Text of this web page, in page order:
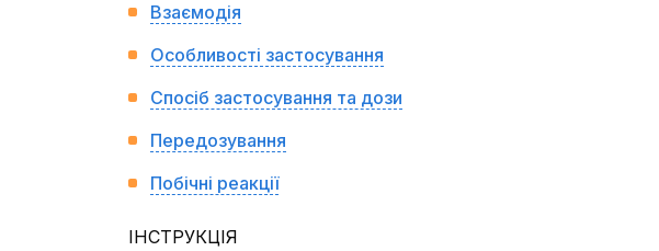
Взаємодія
Особливості застосування
Спосіб застосування та дози
Передозування
Побічні реакції
ІНСТРУКЦІЯ